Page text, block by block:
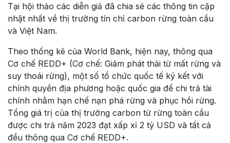
Tại hội thảo các diễn giả đã chia sẻ các thông tin cập
nhật nhất về thị trường tín chỉ carbon rừng toàn cầu
và Việt Nam.
Theo thống kê của World Bank, hiện nay, thông qua
Cơ chế REDD+ (Cơ chế: Giảm phát thải từ mất rừng và
suy thoái rừng), một số tổ chức quốc tế ký kết với
chính quyền địa phương hoặc quốc gia để chi trả tài
chính nhằm hạn chế nạn phá rừng và phục hồi rừng.
Tổng giá trị của thị trường carbon từ rừng toàn cầu
được chi trả năm 2023 đạt xấp xỉ 2 tỷ USD và tất cả
đều thông qua Cơ chế REDD+.